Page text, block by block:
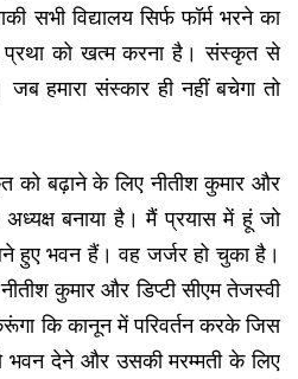
सभी विद्यालय सिर्फ फॉर्म भरने का
प्रथा को खत्म करना है। संस्कृत से
हमारा संस्कार ही नहीं बचेगा तो
को बढ़ाने के लिए नीतीश कुमार और
बनाया है। मैं प्रयास में हूं जो
हुए भवन हैं। वह जर्जर हो चुका है।
कुमार और डिप्टी सीएम तेजस्वी
कि कानून में परिवर्तन करके जिस
भवन देने और उसकी मरम्मती के लिए